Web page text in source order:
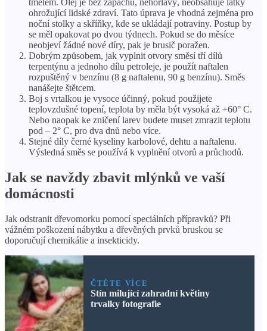
tmelem. Olej je bez zápachu, nehořlavý, neobsahuje látky
ohrožující lidské zdraví. Tato úprava je vhodná zejména pro
noční stolky a skříňky, kde se ukládají potraviny. Postup by
se měl opakovat po dvou týdnech. Pokud se do měsíce
neobjeví žádné nové díry, pak je brusič poražen.
Dobrým způsobem, jak vyplnit otvory směsí tří dílů
terpentýnu a jednoho dílu petroleje, je použít naftalen
rozpuštěný v benzínu (8 g naftalenu, 90 g benzínu). Směs
nanášejte štětcem.
Boj s vrtalkou je vysoce účinný, pokud použijete
teplovzdušné topení, teplota by měla být vysoká až +60° C.
Nebo naopak ke zničení larev budete muset zmrazit teplotu
pod – 2° C, pro dva dnů nebo více.
Stejné díly černé kyseliny karbolové, dehtu a naftalenu.
Výsledná směs se používá k vyplnění otvorů a průchodů.
Jak se navždy zbavit mlýnků ve vaší
domácnosti
Jak odstranit dřevomorku pomocí speciálních přípravků? Při
vážném poškození nábytku a dřevěných prvků bruskou se
doporučují chemikálie a insekticidy.
ČTĚTE VÍCE
Stín milující zahradní květiny
trvalky fotografie